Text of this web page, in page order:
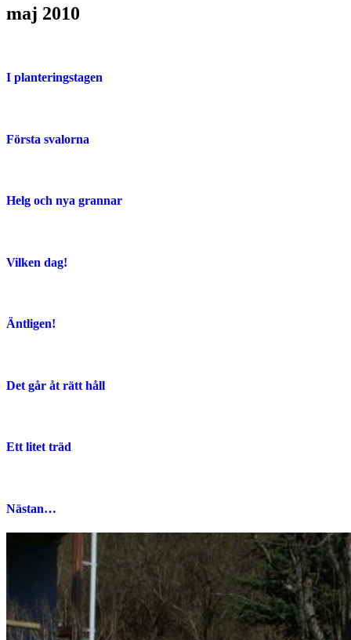
maj 2010
I planteringstagen
Första svalorna
Helg och nya grannar
Vilken dag!
Äntligen!
Det går åt rätt håll
Ett litet träd
Nästan…